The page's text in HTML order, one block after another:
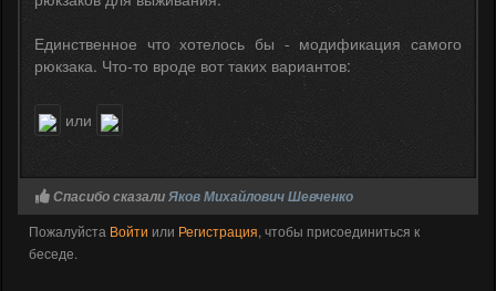
Единственное что хотелось бы - модификация самого
рюкзака. Что-то вроде вот таких вариантов:
или
Спасибо сказалиЯков Михайлович Шевченко
Пожалуйста Войти или Регистрация, чтобы присоединиться к
беседе.